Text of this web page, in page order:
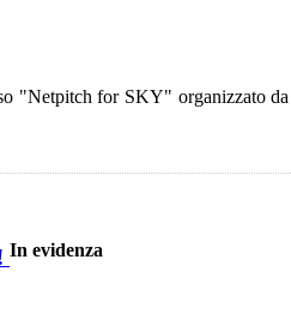
"Netpitch for SKY" organizzato
In evidenza